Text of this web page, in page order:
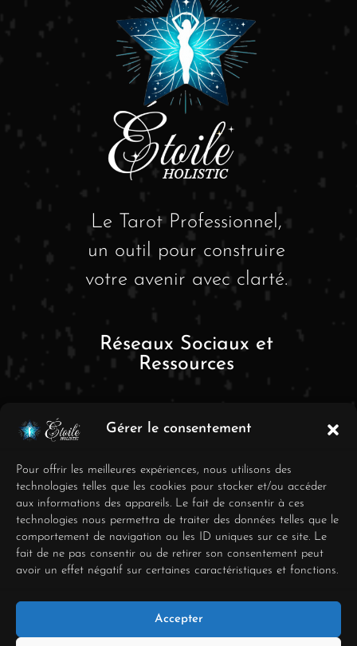
Gérer le consentement
Pour offrir les meilleures expériences, nous utilisons des
technologies telles que les cookies pour stocker et/ou accéder
aux informations des appareils. Le fait de consentir à ces
technologies nous permettra de traiter des données telles que le
comportement de navigation ou les ID uniques sur ce site. Le
fait de ne pas consentir ou de retirer son consentement peut
avoir un effet négatif sur certaines caractéristiques et fonctions.
Accepter
Le Tarot Professionnel,
un outil pour construire
votre avenir avec clarté.
Réseaux Sociaux et
Ressources
FAQ
Mentions Légales
Conditions générales de
vente
Déclaration de